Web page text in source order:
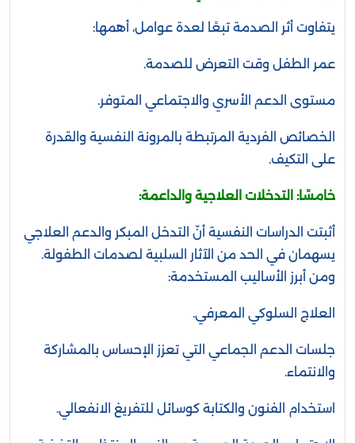
يتفاوت أثر الصدمة تبعًا لعدة عوامل، أهمها:
عمر الطفل وقت التعرض للصدمة.
مستوى الدعم الأسري والاجتماعي المتوفر.
الخصائص الفردية المرتبطة بالمرونة النفسية والقدرة
على التكيف.
خامسًا: التدخلات العلاجية والداعمة:
أثبتت الدراسات النفسية أنّ التدخل المبكر والدعم العلاجي
يسهمان في الحد من الآثار السلبية لصدمات الطفولة.
ومن أبرز الأساليب المستخدمة:
العلاج السلوكي المعرفي.
جلسات الدعم الجماعي التي تعزز الإحساس بالمشاركة
والانتماء.
استخدام الفنون والكتابة كوسائل للتفريغ الانفعالي.